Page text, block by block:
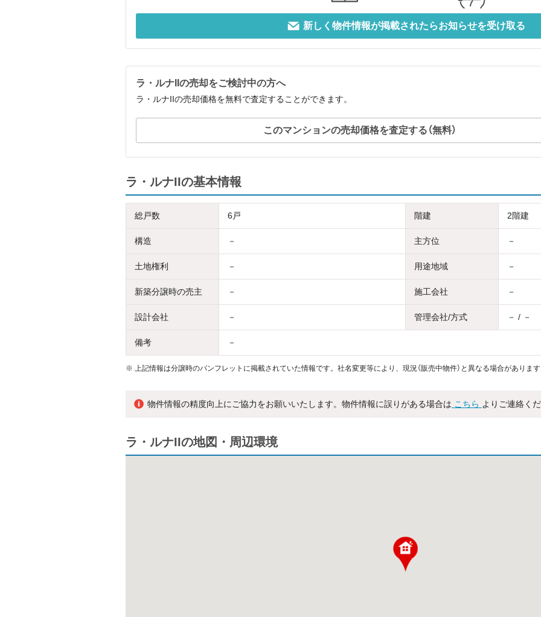
新しく物件情報が掲載されたらお知らせを受け取る
ラ・ルナIIの売却をご検討中の方へ
ラ・ルナIIの売却価格を無料で査定することができます。
このマンションの売却価格を査定する（無料）
ラ・ルナIIの基本情報
総戸数 6戸 階建 2階建
構造 － 主方位 －
土地権利 － 用途地域 －
新築分譲時の売主 － 施工会社 －
設計会社 － 管理会社/方式 － / －
備考 －
※ 上記情報は分譲時のパンフレットに掲載されていた情報です。社名変更等により、現況（販売中物件）と異なる場合があります
物件情報の精度向上にご協力をお願いいたします。物件情報に誤りがある場合は こちら よりご連絡くだ
ラ・ルナIIの地図・周辺環境